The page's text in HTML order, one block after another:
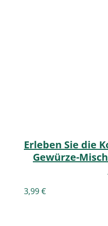
Erleben Sie die
Gewürze-
3,99€